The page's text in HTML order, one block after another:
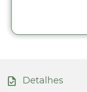
Detalhes